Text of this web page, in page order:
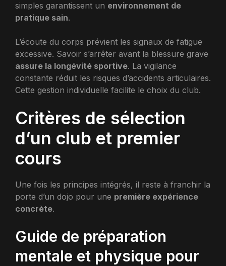
simples garantissent un environnement de
pratique sain.
L’écoute du corps prévient les signaux de fatigue
excessive. Savoir s’arrêter avant la blessure grave
assure la longévité sportive. La vigilance
constante réduit les risques d’accidents articulaires.
Cette gestion individuelle facilite le choix du club.
Critères de sélection
d’un club et premier
cours
Une fois les principes intégrés, il reste à franchir la
porte d’un dojo pour une première expérience
concrète.
Guide de préparation
mentale et physique pour